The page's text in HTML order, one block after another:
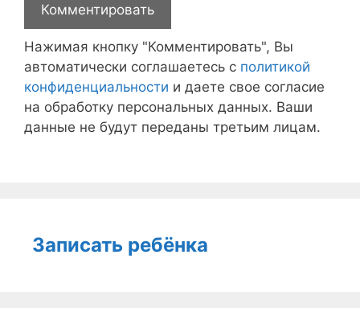
Нажимая кнопку "Комментировать", Вы
автоматически соглашаетесь с политикой
конфиденциальности и даете свое согласие
на обработку персональных данных. Ваши
данные не будут переданы третьим лицам.
Записать ребёнка